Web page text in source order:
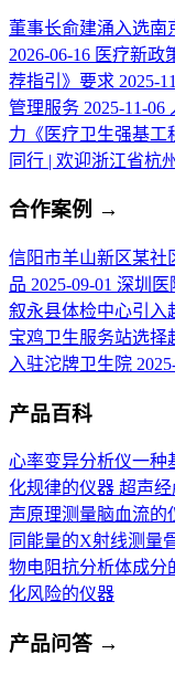
董事长俞建涌入选南
2026-06-16 医疗新政
荐指引》要求 2025-
管理服务 2025-11-06
力《医疗卫生强基工
同行 | 欢迎浙江省杭
合作案例 →
信阳市羊山新区某社
品 2025-09-01 深圳医
叙永县体检中心引入
宝鸡卫生服务站选择
入驻沱牌卫生院
产品百科
心率变异分析仪一种
化规律的仪器 超声
声原理测量脑血流的
同能量的X射线测量
物电阻抗分析体成分
化风险的仪器
产品问答 →